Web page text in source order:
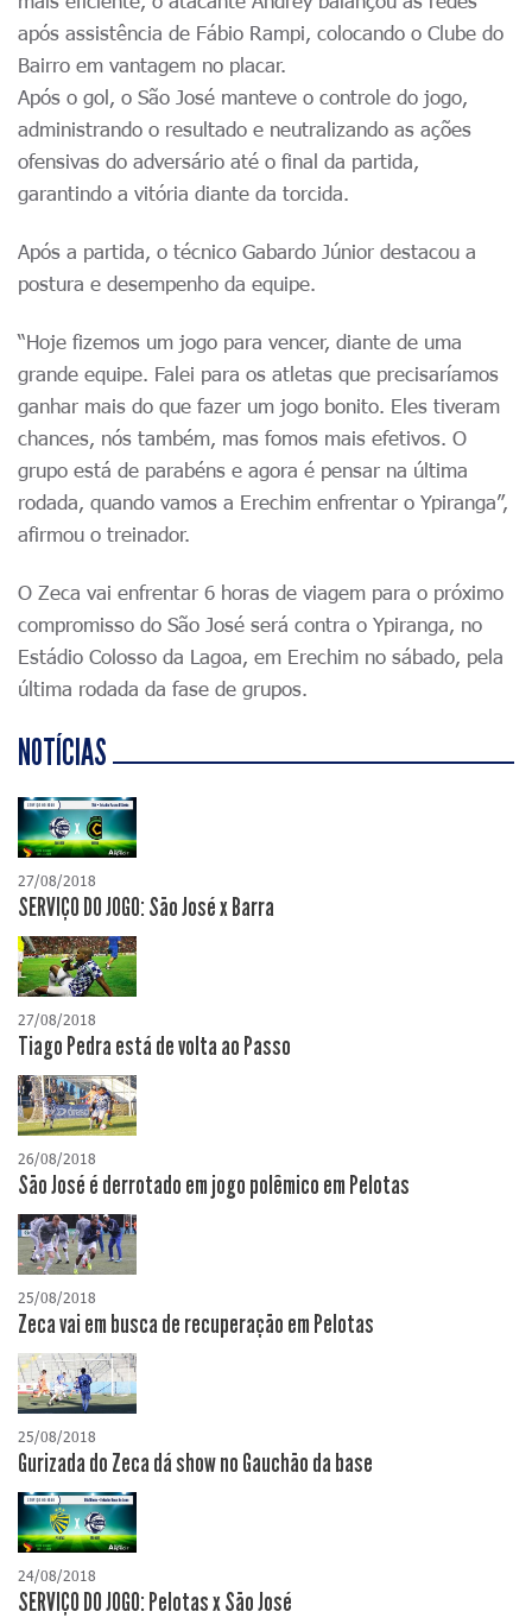
após assistência de Fábio Rampi, colocando o Clube do
Bairro em vantagem no placar.
Após o gol, o São José manteve o controle do jogo,
administrando o resultado e neutralizando as ações
ofensivas do adversário até o final da partida,
garantindo a vitória diante da torcida.
Após a partida, o técnico Gabardo Júnior destacou a
postura e desempenho da equipe.
“Hoje fizemos um jogo para vencer, diante de uma
grande equipe. Falei para os atletas que precisaríamos
ganhar mais do que fazer um jogo bonito. Eles tiveram
chances, nós também, mas fomos mais efetivos. O
grupo está de parabéns e agora é pensar na última
rodada, quando vamos a Erechim enfrentar o Ypiranga”,
afirmou o treinador.
O Zeca vai enfrentar 6 horas de viagem para o próximo
compromisso do São José será contra o Ypiranga, no
Estádio Colosso da Lagoa, em Erechim no sábado, pela
última rodada da fase de grupos.
NOTÍCIAS
27/08/2018
SERVIÇO DO JOGO: São José x Barra
27/08/2018
Tiago Pedra está de volta ao Passo
26/08/2018
São José é derrotado em jogo polêmico em Pelotas
25/08/2018
Zeca vai em busca de recuperação em Pelotas
25/08/2018
Gurizada do Zeca dá show no Gauchão da base
24/08/2018
SERVIÇO DO JOGO: Pelotas x São José